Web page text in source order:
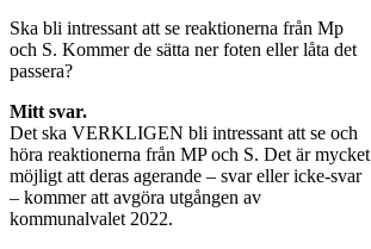
Ska bli intressant att se reaktionerna från Mp
och S. Kommer de sätta ner foten eller låta det
passera?
Mitt svar.
Det ska VERKLIGEN bli intressant att se och
höra reaktionerna från MP och S. Det är mycket
möjligt att deras agerande – svar eller icke-svar
– kommer att avgöra utgången av
kommunalvalet 2022.